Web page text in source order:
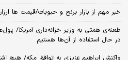
خبر مهم از بازار برنج و حبوبات/قیمت ها
طعنه‌ی‌ همتی به وزیر خزانه‌داری آمریکا/
در حال استفاده از آن‌ها هستیم